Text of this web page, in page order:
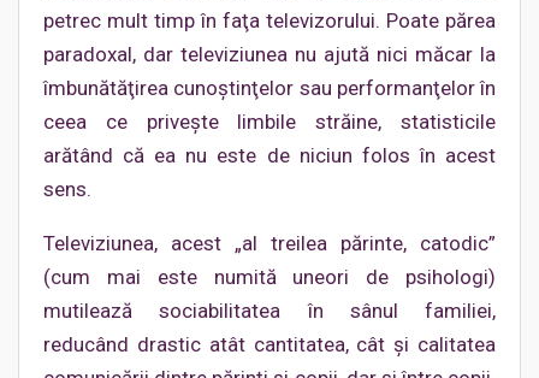
petrec mult timp în faţa televizorului. Poate părea
paradoxal, dar televiziunea nu ajută nici măcar la
îmbunătăţirea cunoştinţelor sau performanţelor în
ceea ce priveşte limbile străine, statisticile
arătând că ea nu este de niciun folos în acest
sens.
Televiziunea, acest „al treilea părinte, catodic”
(cum mai este numită uneori de psihologi)
mutilează sociabilitatea în sânul familiei,
reducând drastic atât cantitatea, cât şi calitatea